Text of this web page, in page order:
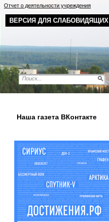
ВЕРСИЯ ДЛЯ СЛАБОВИДЯЩИХ
Отчет о деятельности учреждения
Наша газета ВКонтакте